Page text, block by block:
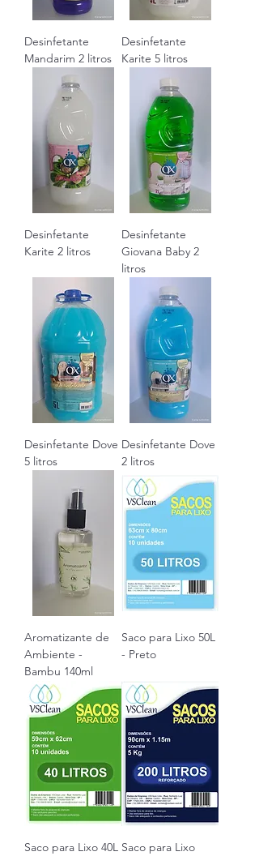
Desinfetante
Mandarim 2 litros
Desinfetante
Karite 5 litros
Desinfetante
Karite 2 litros
Desinfetante
Giovana Baby 2
litros
Desinfetante Dove
5 litros
Desinfetante Dove
2 litros
Aromatizante de
Ambiente -
Bambu 140ml
Saco para Lixo 50L
- Preto
Saco para Lixo 40L Saco para Lixo